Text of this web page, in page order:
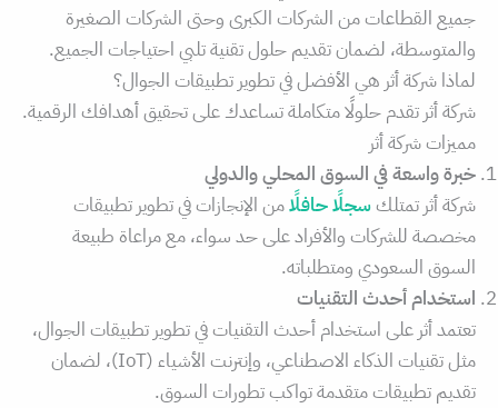
جميع القطاعات من الشركات الكبرى وحتى الشركات الصغيرة
والمتوسطة، لضمان تقديم حلول تقنية تلبي احتياجات الجميع.
لماذا شركة أثر هي الأفضل في تطوير تطبيقات الجوال؟
شركة أثر تقدم حلولًا متكاملة تساعدك على تحقيق أهدافك الرقمية.
مميزات شركة أثر
خبرة واسعة في السوق المحلي والدولي
شركة أثر تمتلكسجلًا حافلًامن الإنجازات في تطوير تطبيقات
مخصصة للشركات والأفراد على حد سواء، مع مراعاة طبيعة
السوق السعودي ومتطلباته.
استخدام أحدث التقنيات
تعتمد أثر على استخدام أحدث التقنيات في تطوير تطبيقات الجوال،
مثل تقنيات الذكاء الاصطناعي، وإنترنت الأشياء (IoT)، لضمان
تقديم تطبيقات متقدمة تواكب تطورات السوق.